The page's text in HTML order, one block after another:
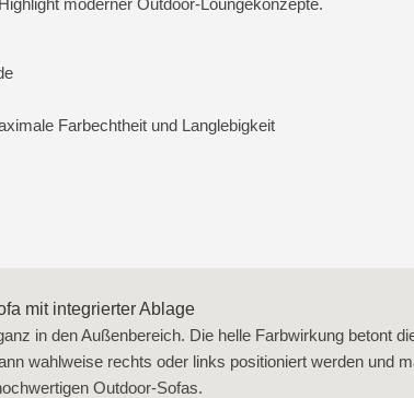
moderner Outdoor‑Loungekonzepte.
Farbechtheit und Langlebigkeit
mit integrierter Ablage
in den Außenbereich. Die helle Farbwirkung betont
wahlweise rechts oder links positioniert werden und
Outdoor‑Sofas.